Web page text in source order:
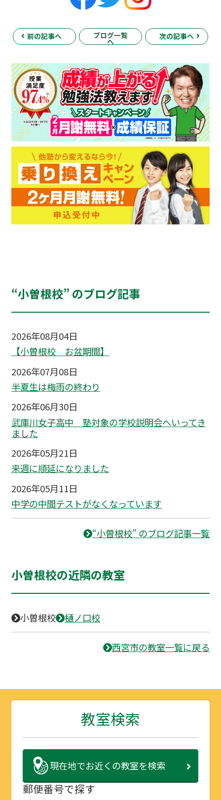
前の記事へ ブログ一覧
へ
次の記事へ
“小曽根校” のブログ記事
2026年08月04日
【小曽根校 お盆期間】
2026年07月08日
半夏生は梅雨の終わり
2026年06月30日
武庫川女子高中 塾対象の学校説明会へいってき
ました
2026年05月21日
来週に順延になりました
2026年05月11日
中学の中間テストがなくなっています
“小曽根校” のブログ記事一覧
小曽根校の近隣の教室
小曽根校 樋ノ口校
西宮市の教室一覧に戻る
教室検索
現在地でお近くの教室を検索
郵便番号で探す